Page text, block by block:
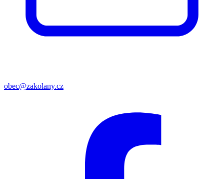
obec@zakolany.cz